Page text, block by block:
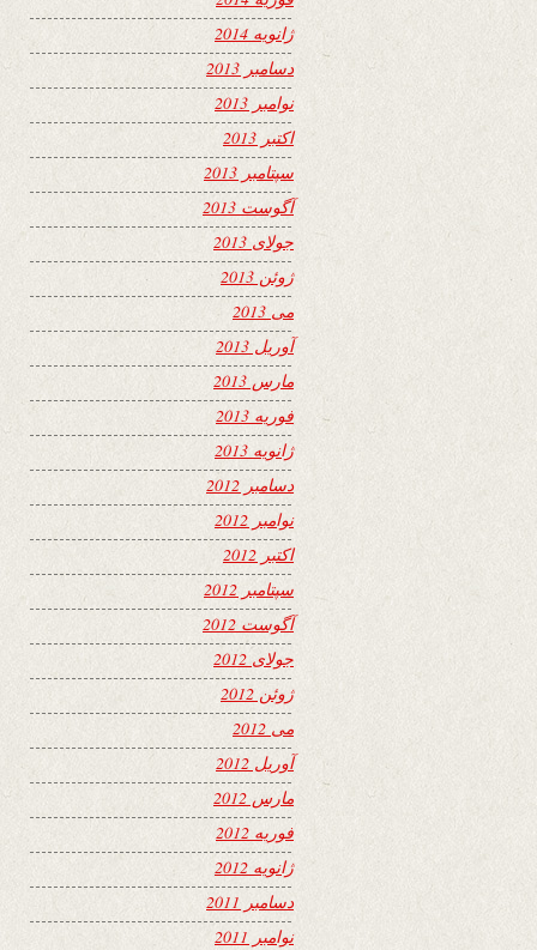
ژانویه 2014
دسامبر 2013
نوامبر 2013
اکتبر 2013
سپتامبر 2013
آگوست 2013
جولای 2013
ژوئن 2013
می 2013
آوریل 2013
مارس 2013
فوریه 2013
ژانویه 2013
دسامبر 2012
نوامبر 2012
اکتبر 2012
سپتامبر 2012
آگوست 2012
جولای 2012
ژوئن 2012
می 2012
آوریل 2012
مارس 2012
فوریه 2012
ژانویه 2012
دسامبر 2011
نوامبر 2011